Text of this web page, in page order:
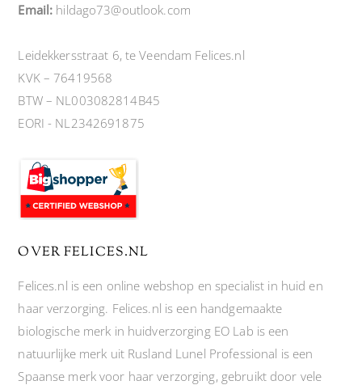
Email: hildago73@outlook.com
Leidekkersstraat 6, te Veendam Felices.nl
KVK – 76419568
BTW – NL003082814B45
EORI - NL2342691875
OVER FELICES.NL
Felices.nl is een online webshop en specialist in huid en
haar verzorging. Felices.nl is een handgemaakte
biologische merk in huidverzorging EO Lab is een
natuurlijke merk uit Rusland Lunel Professional is een
Spaanse merk voor haar verzorging, gebruikt door vele